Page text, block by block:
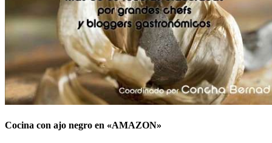
Cocina con ajo negro en «AMAZON»